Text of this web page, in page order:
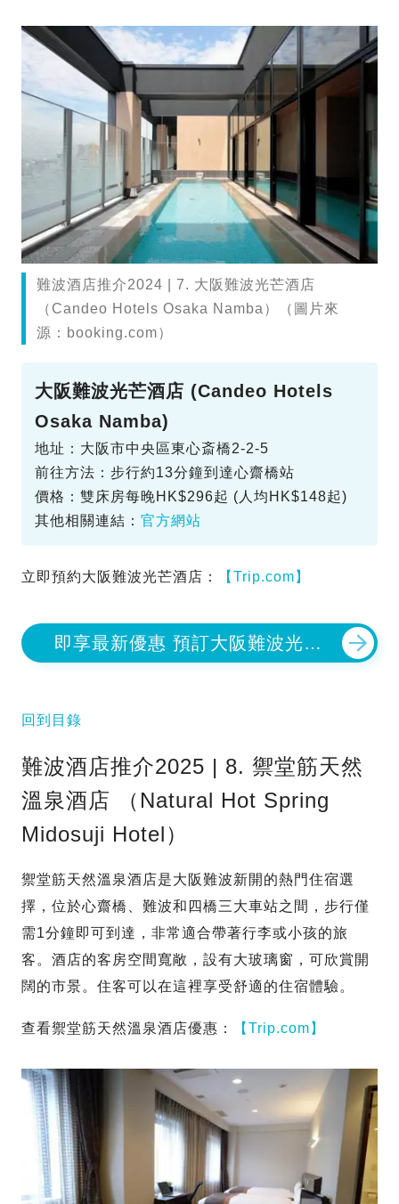
難波酒店推介2024 | 7. 大阪難波光芒酒店
（Candeo Hotels Osaka Namba）（圖片來
源：booking.com）
大阪難波光芒酒店 (Candeo Hotels
Osaka Namba)
地址：大阪市中央區東心斎橋2-2-5
前往方法：步行約13分鐘到達心齋橋站
價格：雙床房每晚HK$296起 (人均HK$148起)
其他相關連結： 官方網站
立即預約大阪難波光芒酒店： 【Trip.com】
即享最新優惠 預訂大阪難波光芒
酒店
回到目錄
難波酒店推介2025 | 8. 禦堂筋天然
溫泉酒店 （Natural Hot Spring
Midosuji Hotel）
禦堂筋天然溫泉酒店是大阪難波新開的熱門住宿選
擇，位於心齋橋、難波和四橋三大車站之間，步行僅
需1分鐘即可到達，非常適合帶著行李或小孩的旅
客。酒店的客房空間寬敞，設有大玻璃窗，可欣賞開
闊的市景。住客可以在這裡享受舒適的住宿體驗。
查看禦堂筋天然溫泉酒店優惠： 【Trip.com】